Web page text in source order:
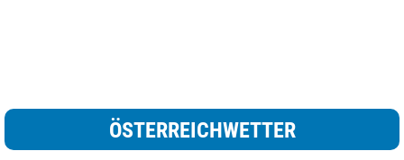
ÖSTERREICHWETTER